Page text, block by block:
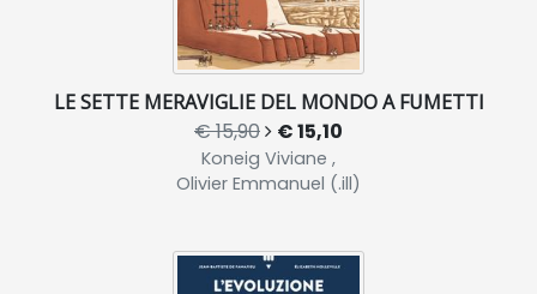
LE SETTE MERAVIGLIE DEL MONDO A FUMETTI
€ 15,90 € 15,10
Koneig Viviane ,
Olivier Emmanuel (.ill)